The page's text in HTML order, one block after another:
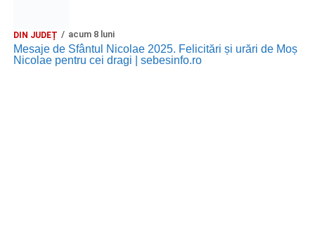
DIN JUDEȚ acum 8 luni
Mesaje de Sfântul Nicolae 2025. Felicitări și urări de Moș
Nicolae pentru cei dragi | sebesinfo.ro